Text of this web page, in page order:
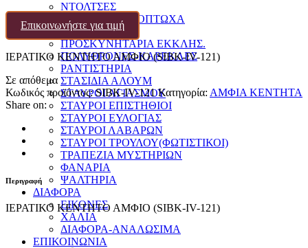
ΝΤΟΛΤΣΕΣ
ΠΑΓΓΑΡΙΑ-ΦΙΛΟΠΤΩΧΑ
ΠΟΛΥΕΛΑΙΟΙ
ΠΡΟΣΚΥΝΗΤΑΡΙΑ ΕΚΚΛΗΣ.
ΠΟΛΥΘΡΟΝΕΣ-ΚΑΡΕΚΛΕΣ
ΡΑΝΤΙΣΤΗΡΙΑ
ΣΤΑΣΙΔΙΑ ΑΛΟΥΜ
ΣΤΑΥΡΟΙ ΑΓΙΑΣΜΟΥ
ΣΤΑΥΡΟΙ ΕΠΙΣΤΗΘΙΟΙ
ΣΤΑΥΡΟΙ ΕΥΛΟΓΙΑΣ
ΣΤΑΥΡΟΙ ΛΑΒΑΡΩΝ
ΣΤΑΥΡΟΙ ΤΡΟΥΛΟΥ(ΦΩΤΙΣΤΙΚΟΙ)
ΤΡΑΠΕΖΙΑ ΜΥΣΤΗΡΙΩΝ
ΦΑΝΑΡΙΑ
ΨΑΛΤΗΡΙΑ
ΔΙΑΦΟΡΑ
ΕΙΚΟΝΕΣ
ΧΑΛΙΑ
ΔΙΑΦΟΡΑ-ΑΝΑΛΩΣΙΜΑ
ΕΠΙΚΟΙΝΩΝΙΑ
Επικοινωνήστε για τιμή
ΙΕΡΑΤΙΚΟ ΚΕΝΤΗΤΟ ΑΜΦΙΟ (SIBK-IV-121)
Σε απόθεμα
Κωδικός προϊόντος:SIBK-IV-121 Κατηγορία: ΑΜΦΙΑ ΚΕΝΤΗΤΑ
Share on:
Περιγραφή
ΙΕΡΑΤΙΚΟ ΚΕΝΤΗΤΟ ΑΜΦΙΟ (SIBK-IV-121)